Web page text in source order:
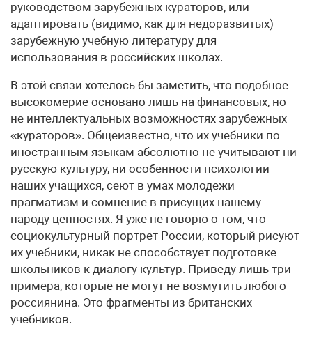
руководством зарубежных кураторов, или
адаптировать (видимо, как для недоразвитых)
зарубежную учебную литературу для
использования в российских школах.
В этой связи хотелось бы заметить, что подобное
высокомерие основано лишь на финансовых, но
не интеллектуальных возможностях зарубежных
«кураторов». Общеизвестно, что их учебники по
иностранным языкам абсолютно не учитывают ни
русскую культуру, ни особенности психологии
наших учащихся, сеют в умах молодежи
прагматизм и сомнение в присущих нашему
народу ценностях. Я уже не говорю о том, что
социокультурный портрет России, который рисуют
их учебники, никак не способствует подготовке
школьников к диалогу культур. Приведу лишь три
примера, которые не могут не возмутить любого
россиянина. Это фрагменты из британских
учебников.